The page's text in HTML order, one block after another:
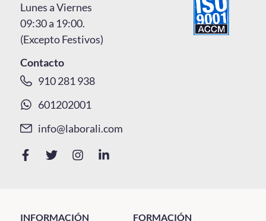
Lunes a Viernes
09:30 a 19:00.
(Excepto Festivos)
Contacto
910 281 938
601202001
info@laborali.com
INFORMACIÓN FORMACIÓN